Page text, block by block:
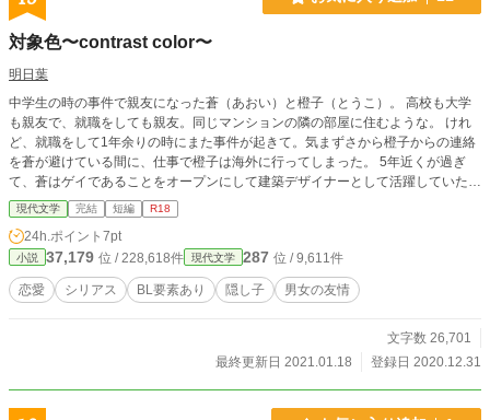
対象色〜contrast color〜
明日葉
中学生の時の事件で親友になった蒼（あおい）と橙子（とうこ）。 高校も大学
も親友で、就職をしても親友。同じマンションの隣の部屋に住むような。 けれ
ど、就職をして1年余りの時にまた事件が起きて。気まずさから橙子からの連絡
を蒼が避けている間に、仕事で橙子は海外に行ってしまった。 5年近くが過ぎ
て、蒼はゲイであることをオープンにして建築デザイナーとして活躍していた。
弱点も進んで公にしてしまえば怖くはない、と。ただ、ずっと恋人も、関係だけ
を結ぶ相手もいない生活は、女性除けのためにゲイだと言っているのではなどと
言う憶測まで生んでいた。 そして、仕事で訪れた会社で、橙子と再会する。音
信不通のままで、愛想も尽かされたのだと思っていたのに変わらない様子、そし
て親友だと言い切る橙子に蒼は…
現代文学 完結 短編 R18
24h.ポイント 7pt
小説 37,179 位 / 228,618件 現代文学 287 位 / 9,611件
恋愛 シリアス BL要素あり 隠し子 男女の友情
文字数 26,701
最終更新日 2021.01.18
登録日 2020.12.31